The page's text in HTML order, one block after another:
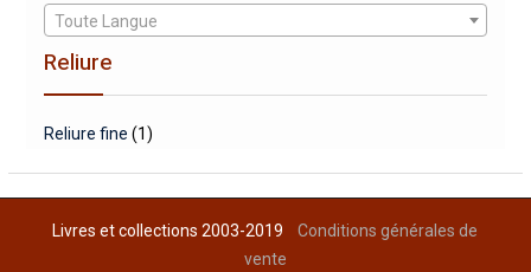
Toute Langue
Reliure
Reliure fine (1)
Livres et collections 2003-2019Conditions générales de
vente